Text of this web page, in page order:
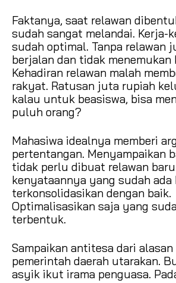
Faktanya, saat relawan
sudah sangat melandai. Kerja-
sudah optimal. Tanpa relawan
berjalan dan tidak menemukan
Kehadiran relawan malah
rakyat. Ratusan juta rupiah
kalau untuk beasiswa, bisa
puluh orang?
Mahasiwa idealnya memberi
pertentangan. Menyampaikan
tidak perlu dibuat relawan
kenyataannya yang sudah ada
terkonsolidasikan dengan baik.
Optimalisasikan saja yang
terbentuk.
Sampaikan antitesa dari
pemerintah daerah utarakan.
asyik ikut irama penguasa.